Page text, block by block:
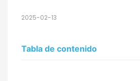
2025-02-13
Tabla de contenido